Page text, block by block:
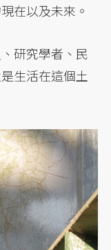
在以及未來。
研究學者、民
生活在這個土